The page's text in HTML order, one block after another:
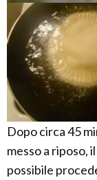
Dopo circa 45
messo a riposo,
possibile